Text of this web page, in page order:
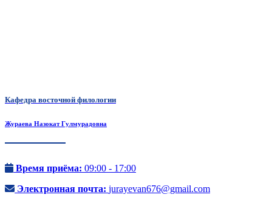
Кафедра восточной филологии
Жураева Назокат Гулмурадовна
Время приёма: 09:00 - 17:00
Электронная почта: jurayevan676@gmail.com